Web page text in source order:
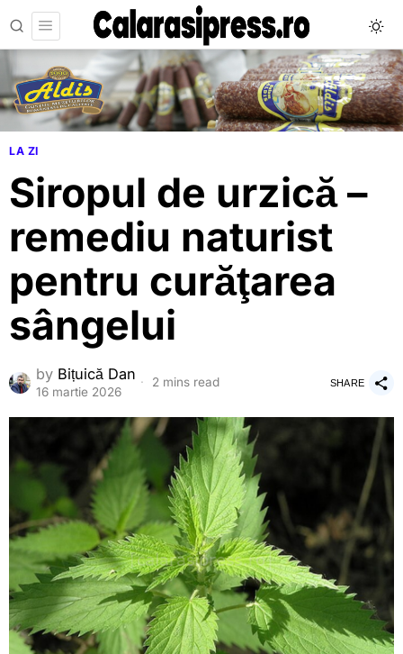
LA ZI
Siropul de urzică –
remediu naturist
pentru curăţarea
sângelui
by Bițuică Dan
16 martie 2026
2 mins read SHARE